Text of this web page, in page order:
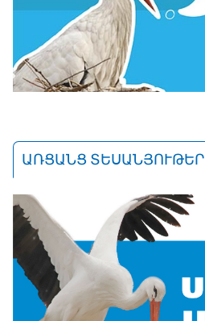
ԱՌՑԱՆՑ ՏԵՍԱՆՅՈՒԹԵՐ